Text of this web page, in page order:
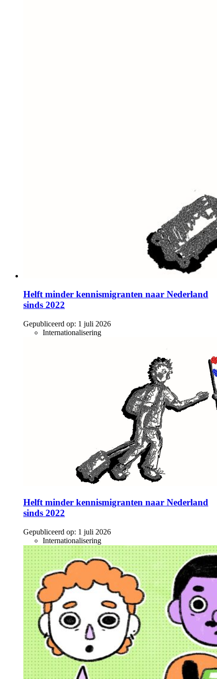
Helft minder kennismigranten naar Nederland
sinds 2022
Gepubliceerd op: 1 juli 2026
Internationalisering
Helft minder kennismigranten naar Nederland
sinds 2022
Gepubliceerd op: 1 juli 2026
Internationalisering